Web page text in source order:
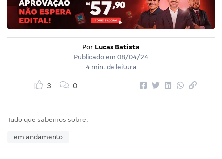
Por Lucas Batista
Publicado em 08/04/24
4 min. de leitura
3 0
Tudo que sabemos sobre:
em andamento